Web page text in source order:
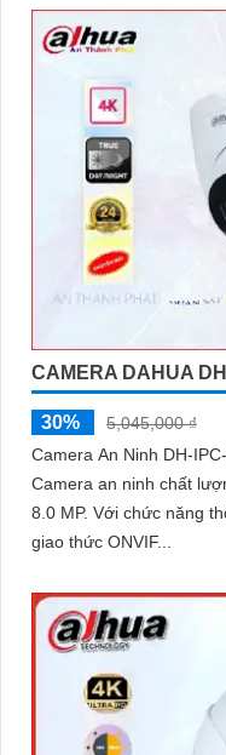
mặt và đếm người giúp
cho mọi không gian trong
CAMERA DAHUA
30%
5,045,000 ₫
Camera An Ninh DH-
Camera an ninh chất
8.0 MP. Với chức năng thông minh, camera này thông qua
giao thức ONVIF...